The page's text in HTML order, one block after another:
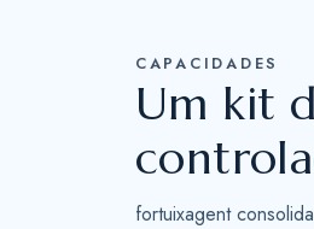
CAPACIDADES
Um kit
fortuixagent